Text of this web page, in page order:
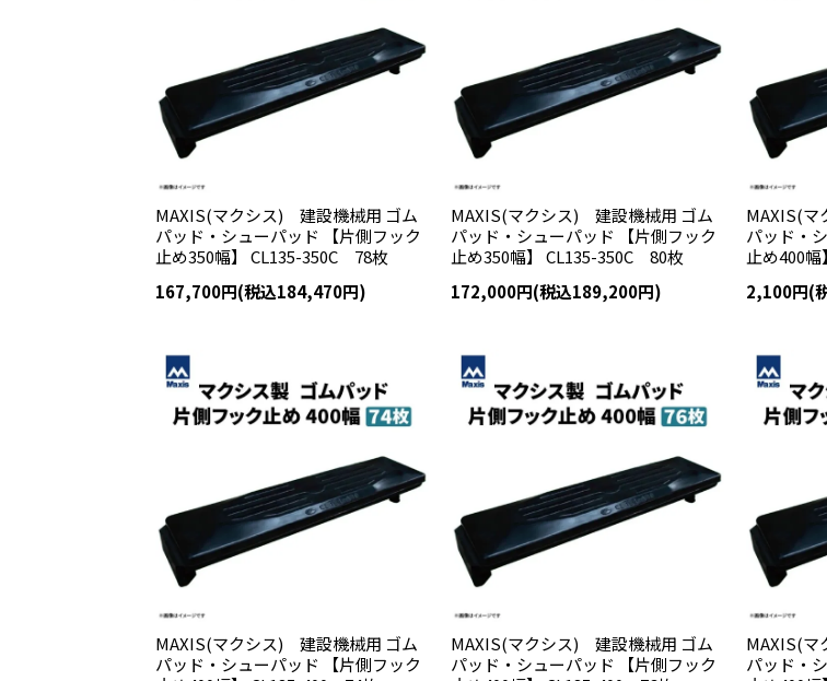
MAXIS(マクシス) 建設機械用 ゴム
パッド・シューパッド 【片側フック
止め350幅】 CL135-350C 78枚
167,700円(税込184,470円)
MAXIS(マクシス) 建設機械用 ゴム
パッド・シューパッド 【片側フック
止め350幅】 CL135-350C 80枚
172,000円(税込189,200円)
MAXIS(
パッド・
止め400
2,100円(
MAXIS(マクシス) 建設機械用 ゴム
パッド・シューパッド 【片側フック
MAXIS(マクシス) 建設機械用 ゴム
パッド・シューパッド 【片側フック
MAXIS(
パッド・